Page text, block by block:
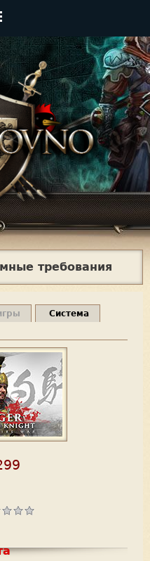
требования
Система